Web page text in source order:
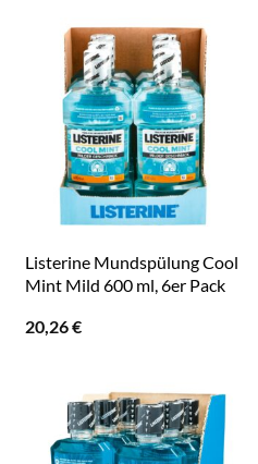
Listerine Mundspülung Cool
Mint Mild 600 ml, 6er Pack
20,26€